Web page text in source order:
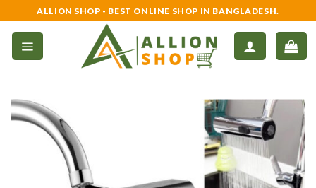
to
content
ALLION SHOP - BEST ONLINE SHOP IN BANGLADESH.